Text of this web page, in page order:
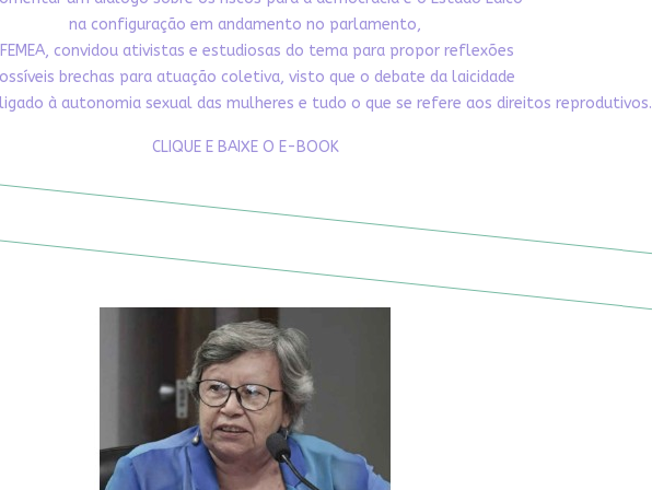
na configuração em andamento no parlamento,
convidou ativistas e estudiosas do tema para propor reflexões
brechas para atuação coletiva, visto que o debate da laicidade
à autonomia sexual das mulheres e tudo o que se refere aos direitos reprodutivos.
CLIQUE E BAIXE O E-BOOK